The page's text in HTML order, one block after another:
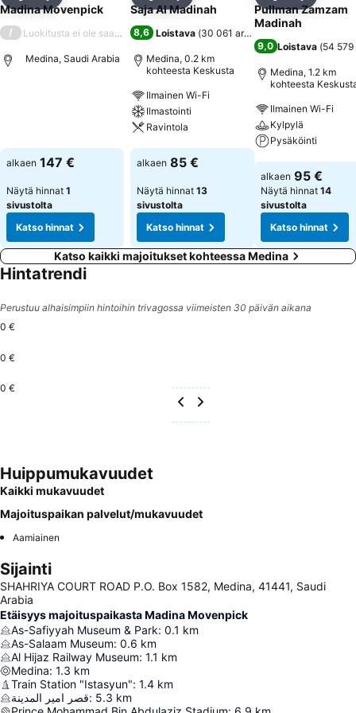
Madina Movenpick
/ Luokitusta ei ole saatavilla
Medina, Saudi Arabia
alkaen 147 €
Näytä hinnat 1
sivustolta
Katso hinnat
Saja Al Madinah
8,6 Loistava (30 061 arviota
Medina, 0.2 km
kohteesta Keskusta
Ilmainen Wi-Fi
Ilmastointi
Ravintola
Katso hinnat
alkaen 85 €
Näytä hinnat 13
sivustolta
Katso hinnat
Pullman Zamzam
Madinah
9,0 Loistava (54 579
Medina, 1.2 km
kohteesta
Ilmainen Wi-Fi
Kylpylä
Pysäköinti
Katso hinnat
alkaen 95 €
Näytä hinnat 14
sivustolta
Katso hinnat
Katso kaikki majoitukset kohteessa Medina
Hintatrendi
Perustuu alhaisimpiin hintoihin trivagossa viimeisten 30 päivän aikana
0 €
0 €
0 €
Huippumukavuudet
Kaikki mukavuudet
Majoituspaikan palvelut/mukavuudet
Aamiainen
Sijainti
SHAHRIYA COURT ROAD P.O. Box 1582, Medina, 41441, Saudi
Arabia
Etäisyys majoituspaikasta Madina Movenpick
As-Safiyyah Museum & Park: 0.1 km
As-Salaam Museum: 0.6 km
Al Hijaz Railway Museum: 1.1 km
Medina: 1.3 km
Train Station "Istasyun": 1.4 km
قصر امير المدينة: 5.3 km